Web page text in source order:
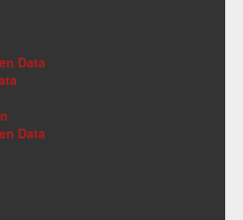
Data
Data